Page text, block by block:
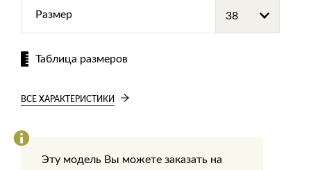
Размер
Таблица размеров
ВСЕ ХАРАКТЕРИСТИКИ
Эту модель Вы можете заказать на